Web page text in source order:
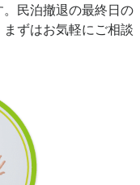
民泊撤退の最終日の
ずはお気軽にご相談